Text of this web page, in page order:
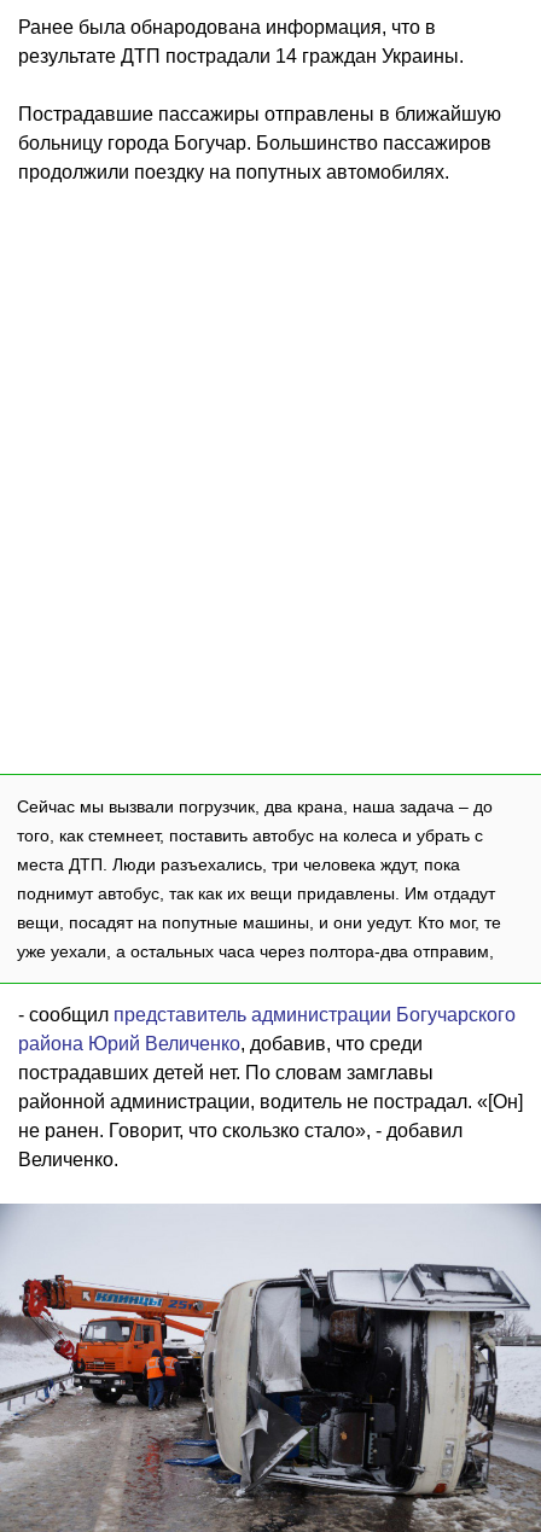
Ранее была обнародована информация, что в
результате ДТП пострадали 14 граждан Украины.
Пострадавшие пассажиры отправлены в ближайшую
больницу города Богучар. Большинство пассажиров
продолжили поездку на попутных автомобилях.
Сейчас мы вызвали погрузчик, два крана, наша задача – до
того, как стемнеет, поставить автобус на колеса и убрать с
места ДТП. Люди разъехались, три человека ждут, пока
поднимут автобус, так как их вещи придавлены. Им отдадут
вещи, посадят на попутные машины, и они уедут. Кто мог, те
уже уехали, а остальных часа через полтора-два отправим,
- сообщил представитель администрации Богучарского
района Юрий Величенко, добавив, что среди
пострадавших детей нет. По словам замглавы
районной администрации, водитель не пострадал. «[Он]
не ранен. Говорит, что скользко стало», - добавил
Величенко.